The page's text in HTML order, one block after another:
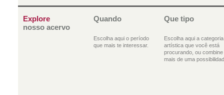
Explore
nosso acervo
Quando
Escolha aqui o período
que mais te interessar.
Que tipo
Escolha aqui a categoria
artística que você está
procurando, ou combine
mais de uma